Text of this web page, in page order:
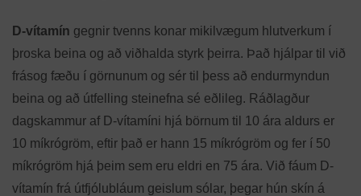
D-vítamín gegnir tvenns konar mikilvægum hlutverkum í
þroska beina og að viðhalda styrk þeirra. Það hjálpar til við
frásog fæðu í görnunum og sér til þess að endurmyndun
beina og að útfelling steinefna sé eðlileg. Ráðlagður
dagskammur af D-vítamíni hjá börnum til 10 ára aldurs er
10 míkrógröm, eftir það er hann 15 míkrógröm og fer í 50
míkrógröm hjá þeim sem eru eldri en 75 ára. Við fáum D-
vítamín frá útfjólubláum geislum sólar, þegar hún skín á